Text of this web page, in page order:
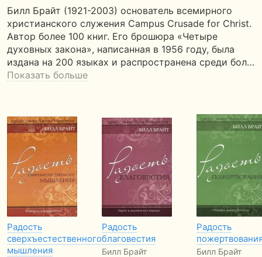
Билл Брайт (1921-2003) основатель всемирного
христианского служения Campus Crusade for Christ.
Автор более 100 книг. Его брошюра «Четыре
духовных закона», написанная в 1956 году, была
издана на 200 языках и распространена среди бол…
Показать больше
Радость
сверхъестественного
мышления
Радость
благовестия
Билл Брайт
Радость
Билл Брайт